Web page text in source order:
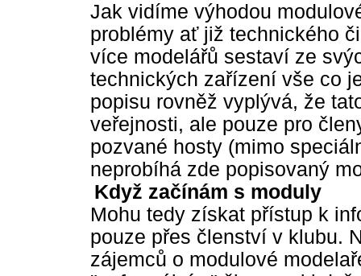
Jak vidíme výhodou
problémy ať již technického
více modelářů sestaví ze
technických zařízení vše co
popisu rovněž vyplývá, že
veřejnosti, ale pouze pro
pozvané hosty (mimo
neprobíhá zde popisovaný
Když začínám s moduly
Mohu tedy získat přístup k
pouze přes členství v klubu.
zájemců o modulové